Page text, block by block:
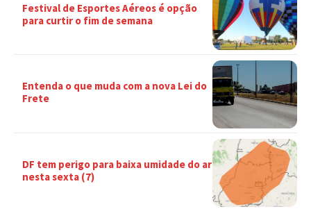
Festival de Esportes Aéreos é opção
para curtir o fim de semana
Entenda o que muda com a nova Lei do
Frete
DF tem perigo para baixa umidade do ar
nesta sexta (7)